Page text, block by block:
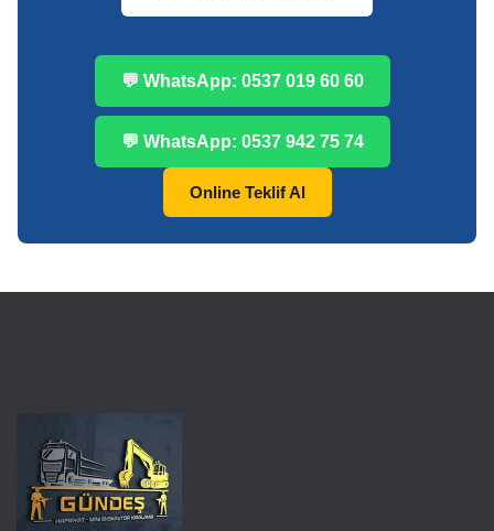
💬 WhatsApp: 0537 019 60 60
💬 WhatsApp: 0537 942 75 74
Online Teklif Al